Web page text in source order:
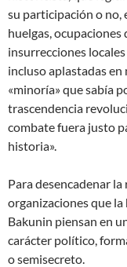
su participación o no,
huelgas,
insurrecciones
incluso aplastadas
«minoría» que sabía
trascendencia
combate fuera justo
historia».
Para desencadenar
organizaciones que
Bakunin piensan en
carácter político,
o semisecreto.